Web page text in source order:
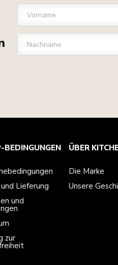
Vorname
Nachname
BEDINGUNGEN
Lieferung
und
zur
ÜBER
Die Marke
Unsere